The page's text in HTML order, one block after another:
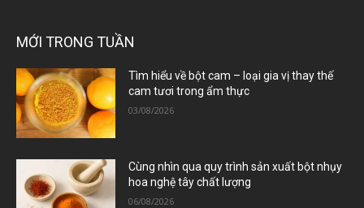
MỚI TRONG TUẦN
Tìm hiểu về bột cam – loại gia vị thay thế
cam tươi trong ẩm thực
03/08/2026
Cùng nhìn qua quy trình sản xuất bột nhụy
hoa nghệ tây chất lượng
06/08/2026